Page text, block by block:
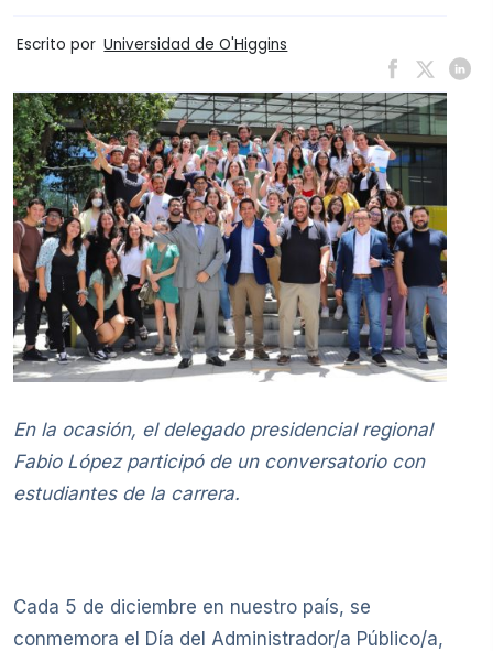
Escrito por Universidad de O'Higgins
En la ocasión, el delegado presidencial regional
Fabio López participó de un conversatorio con
estudiantes de la carrera.
Cada 5 de diciembre en nuestro país, se
conmemora el Día del Administrador/a Público/a,